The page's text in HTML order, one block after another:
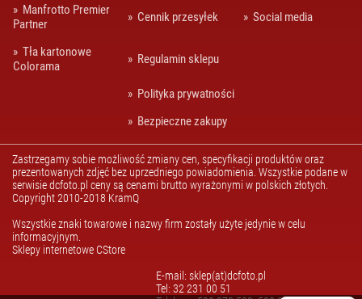
Manfrotto Premier
Partner
Cennik przesyłek Social media
Tła kartonowe
Colorama
Regulamin sklepu
Polityka prywatności
Bezpieczne zakupy
Zastrzegamy sobie możliwość zmiany cen, specyfikacji produktów oraz
prezentowanych zdjęć bez uprzedniego powiadomienia. Wszystkie podane w
serwisie dcfoto.pl ceny są cenami brutto wyrażonymi w polskich złotych.
Copyright 2010-2018 KramQ
Wszystkie znaki towarowe i nazwy firm zostały użyte jedynie w celu
informacyjnym.
Sklepy internetowe CStore
E-mail: sklep(at)dcfoto.pl
Tel: 32 231 00 51